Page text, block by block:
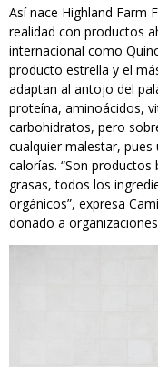
Así nace Highland Farm
realidad con productos
internacional como
producto estrella y el
adaptan al antojo del
proteína, aminoácidos,
carbohidratos, pero
cualquier malestar,
calorías. “Son
grasas, todos los
orgánicos”, expresa
donado a